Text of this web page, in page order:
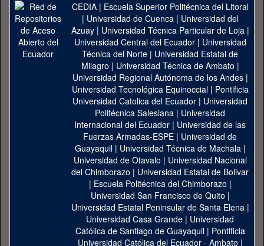
CEDIA| Escuela Superior Politécnica del Litoral
| Universidad de Cuenca| Universidad del
Azuay| Universidad Técnica Particular de Loja|
Universidad Central del Ecuador| Universidad
Técnica del Norte | Universidad Estatal de
Milagro | Universidad Técnica de Ambato |
Universidad Regional Autónoma de los Andes|
Universidad Tecnológica Equinoccial| Pontificia
Universidad Catolica del Ecuador | Universidad
Politécnica Salesiana | Universidad
Internacional del Ecuador | Universidad de las
Fuerzas Armadas-ESPE | Universidad de
Guayaquil| Universidad Técnica de Machala|
Universidad de Otavalo | Universidad Nacional
del Chimborazo | Universidad Estatal de Bolivar
| Escuela Politécnica del Chimborazo |
Universidad San Francisco de Quito |
Universidad Estatal Peninsular de Santa Elena|
Universidad Casa Grande | Universidad
Católica de Santiago de Guayaquil| Pontificia
Universidad Católica del Ecuador - Ambato |